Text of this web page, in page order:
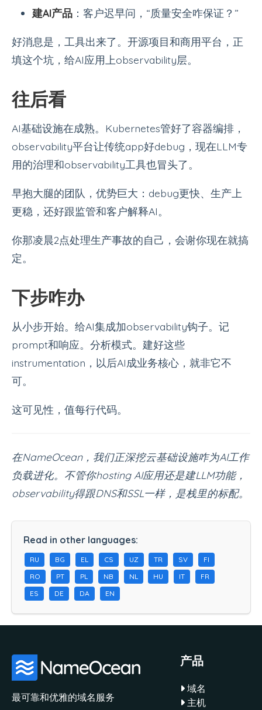
建AI产品 ：客户迟早问，“质量安全咋保证？”
好消息是，工具出来了。开源项目和商用平台，正
填这个坑，给AI应用上observability层。
往后看
AI基础设施在成熟。Kubernetes管好了容器编排，
observability平台让传统app好debug，现在LLM专
用的治理和observability工具也冒头了。
早抱大腿的团队，优势巨大：debug更快、生产上
更稳，还好跟监管和客户解释AI。
你那凌晨2点处理生产事故的自己，会谢你现在就搞
定。
下步咋办
从小步开始。给AI集成加observability钩子。记
prompt和响应。分析模式。建好这些
instrumentation，以后AI成业务核心，就非它不
可。
这可见性，值每行代码。
在NameOcean，我们正深挖云基础设施咋为AI工作
负载进化。不管你hosting AI应用还是建LLM功能，
observability得跟DNS和SSL一样，是栈里的标配。
Read in other languages:
RU BG EL CS UZ TR SV
FI
RO
PT PL NB NL HU IT
FR
ES
DE DA EN
最可靠和优雅的域名服务
产品
域名
主机